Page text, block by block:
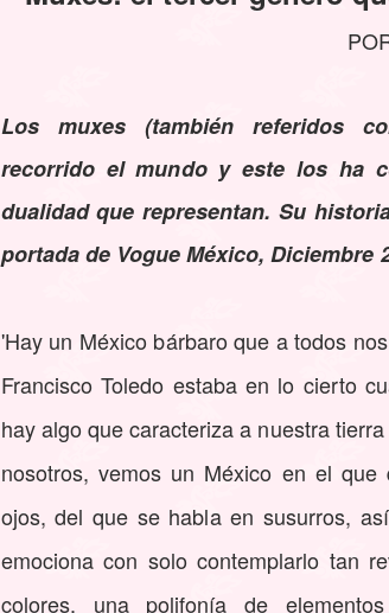
Los muxes (también referidos
recorrido el mundo y este los ha
dualidad que representan. Su
portada de Vogue México, Diciembre
'Hay un México bárbaro que a todos
Francisco Toledo estaba en lo cierto
hay algo que caracteriza a nuestra
nosotros, vemos un México en el que
ojos, del que se habla en susurros,
emociona con solo contemplarlo tan
colores, una polifonía de